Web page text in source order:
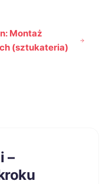
Montaż
(sztukateria)
–